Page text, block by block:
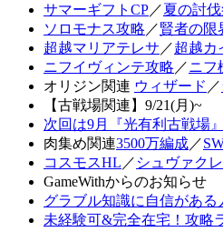
サマーギフトCP／夏の討
ソロモナス攻略 ／賢者の限
超越マリアテレサ ／超越カ
ニフイヴィンテ攻略 ／ニフ
オリジン関連 ウィザード ／
【古戦場関連】9/21(月)~
次回は9月『光有利古戦場』
肉集め関連3500万編成／
コスモスHL ／ シュヴァク
GameWithからのお知らせ
グラブル知識に自信がある
未経験可&完全在宅！攻略